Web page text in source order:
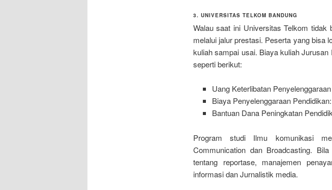
3. UNIVERSITAS TELKOM BANDUNG
Walau saat ini Universitas Telkom
melalui jalur prestasi. Peserta yang bisa
kuliah sampai usai. Biaya kuliah
seperti berikut:
Uang Keterlibatan
Biaya Penyelenggaraan
Bantuan Dana Peningkatan
Program studi Ilmu komunikasi
Communication dan Broadcasting.
tentang reportase, manajemen
informasi dan Jurnalistik media.